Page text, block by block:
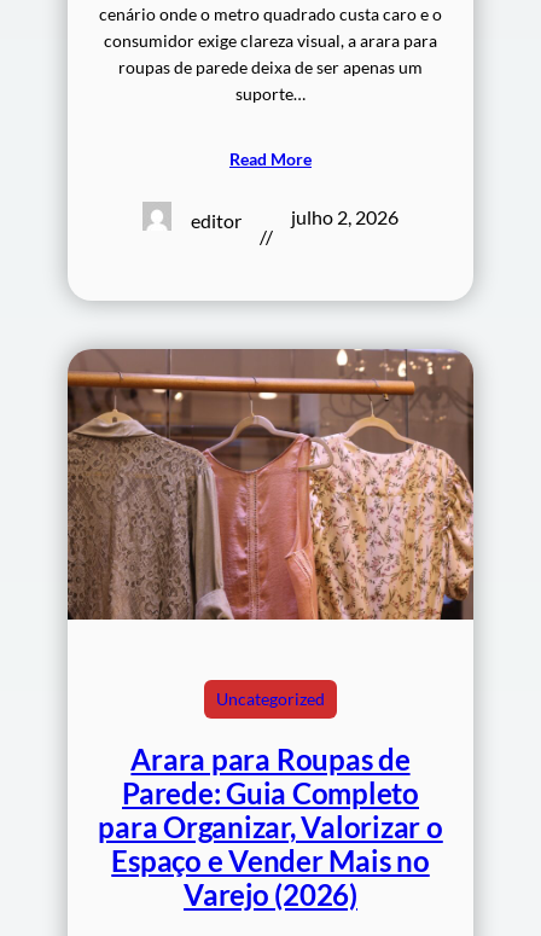
cenário onde o metro quadrado custa caro e o
consumidor exige clareza visual, a arara para
roupas de parede deixa de ser apenas um
suporte…
Read More
editor
//
julho 2, 2026
Uncategorized
Arara para Roupas de
Parede: Guia Completo
para Organizar, Valorizar o
Espaço e Vender Mais no
Varejo (2026)